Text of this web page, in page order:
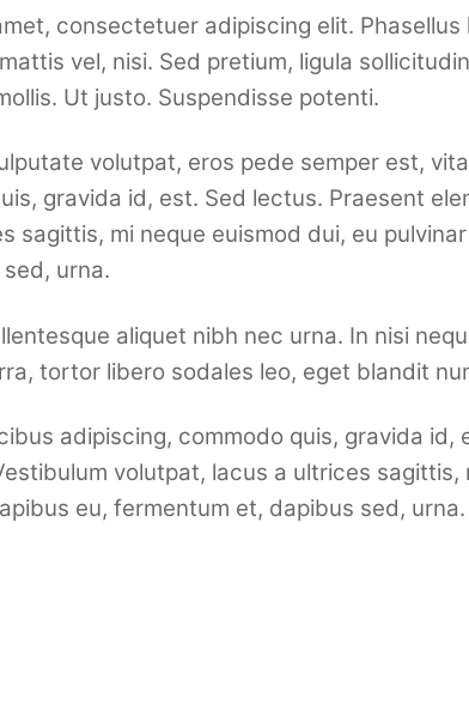
consectetuer adipiscing elit.
vel, nisi. Sed pretium, ligula
Ut justo. Suspendisse potenti.
volutpat, eros pede semper est,
gravida id, est. Sed lectus. Praesent
sagittis, mi neque euismod dui, eu
urna.
aliquet nibh nec urna. In nisi
tortor libero sodales leo, eget blandit
adipiscing, commodo quis, gravida
volutpat, lacus a ultrices
eu, fermentum et, dapibus sed, urna.